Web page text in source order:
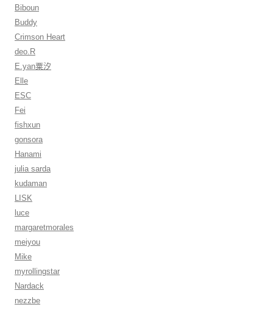
Biboun
Buddy
Crimson Heart
deo.R
E.yan粟汐
Elle
ESC
Fei
fishxun
gonsora
Hanami
julia sarda
kudaman
LISK
luce
margaretmorales
meiyou
Mike
myrollingstar
Nardack
nezzbe